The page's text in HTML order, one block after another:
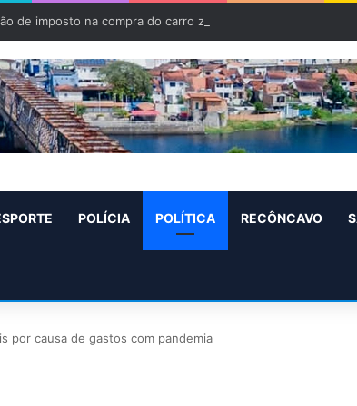
de imposto na compra do carro zero para PCD e pessoas
POLÍCIA POLÍTICA RECÔNCAVO
por causa de gastos com pandemia